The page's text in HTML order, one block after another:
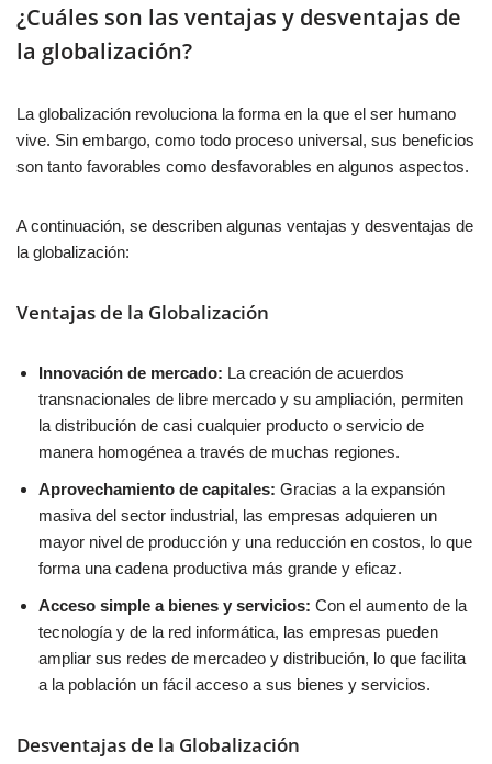
¿Cuáles son las ventajas y desventajas de
la globalización?
La globalización revoluciona la forma en la que el ser humano
vive. Sin embargo, como todo proceso universal, sus beneficios
son tanto favorables como desfavorables en algunos aspectos.
A continuación, se describen algunas ventajas y desventajas de
la globalización:
Ventajas de la Globalización
Innovación de mercado: La creación de acuerdos
transnacionales de libre mercado y su ampliación, permiten
la distribución de casi cualquier producto o servicio de
manera homogénea a través de muchas regiones.
Aprovechamiento de capitales: Gracias a la expansión
masiva del sector industrial, las empresas adquieren un
mayor nivel de producción y una reducción en costos, lo que
forma una cadena productiva más grande y eficaz.
Acceso simple a bienes y servicios: Con el aumento de la
tecnología y de la red informática, las empresas pueden
ampliar sus redes de mercadeo y distribución, lo que facilita
a la población un fácil acceso a sus bienes y servicios.
Desventajas de la Globalización